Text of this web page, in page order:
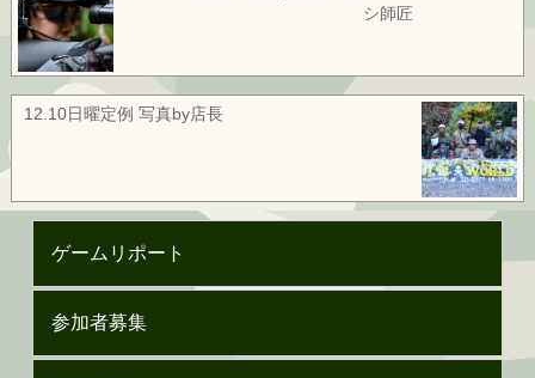
シ師匠
12.10日曜定例 写真by店長
ゲームリポート
参加者募集